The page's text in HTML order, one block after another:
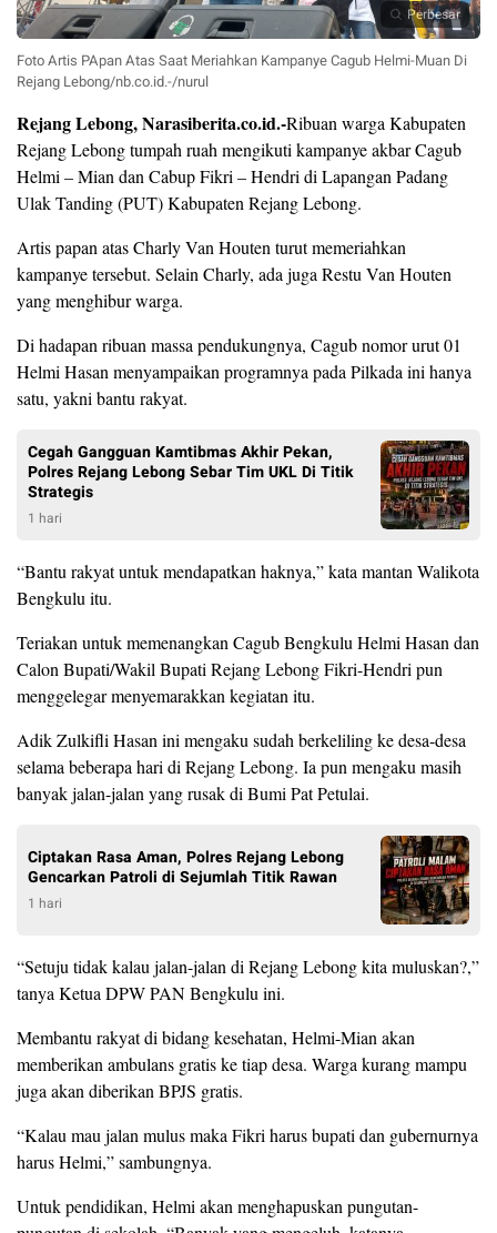
Perbesar
Foto Artis PApan Atas Saat Meriahkan Kampanye Cagub Helmi-Muan Di
Rejang Lebong/nb.co.id.-/nurul
Rejang Lebong, Narasiberita.co.id.-Ribuan warga Kabupaten
Rejang Lebong tumpah ruah mengikuti kampanye akbar Cagub
Helmi – Mian dan Cabup Fikri – Hendri di Lapangan Padang
Ulak Tanding (PUT) Kabupaten Rejang Lebong.
Artis papan atas Charly Van Houten turut memeriahkan
kampanye tersebut. Selain Charly, ada juga Restu Van Houten
yang menghibur warga.
Di hadapan ribuan massa pendukungnya, Cagub nomor urut 01
Helmi Hasan menyampaikan programnya pada Pilkada ini hanya
satu, yakni bantu rakyat.
Cegah Gangguan Kamtibmas Akhir Pekan,
Polres Rejang Lebong Sebar Tim UKL Di Titik
Strategis
1 hari
“Bantu rakyat untuk mendapatkan haknya,” kata mantan Walikota
Bengkulu itu.
Teriakan untuk memenangkan Cagub Bengkulu Helmi Hasan dan
Calon Bupati/Wakil Bupati Rejang Lebong Fikri-Hendri pun
menggelegar menyemarakkan kegiatan itu.
Adik Zulkifli Hasan ini mengaku sudah berkeliling ke desa-desa
selama beberapa hari di Rejang Lebong. Ia pun mengaku masih
banyak jalan-jalan yang rusak di Bumi Pat Petulai.
Ciptakan Rasa Aman, Polres Rejang Lebong
Gencarkan Patroli di Sejumlah Titik Rawan
1 hari
“Setuju tidak kalau jalan-jalan di Rejang Lebong kita muluskan?,”
tanya Ketua DPW PAN Bengkulu ini.
Membantu rakyat di bidang kesehatan, Helmi-Mian akan
memberikan ambulans gratis ke tiap desa. Warga kurang mampu
juga akan diberikan BPJS gratis.
“Kalau mau jalan mulus maka Fikri harus bupati dan gubernurnya
harus Helmi,” sambungnya.
Untuk pendidikan, Helmi akan menghapuskan pungutan-